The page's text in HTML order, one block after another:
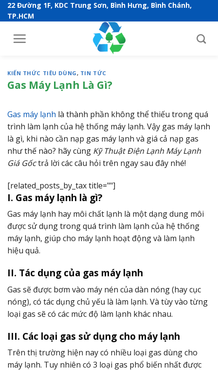
22 Đường 1F, KDC Trung Sơn, Bình Hưng, Bình Chánh,
TP.HCM
KIẾN THỨC TIÊU DÙNG, TIN TỨC
Gas Máy Lạnh Là Gì?
Gas máy lạnh là thành phần không thể thiếu trong quá
trình làm lạnh của hệ thống máy lạnh. Vậy gas máy lạnh
là gì, khi nào cần nạp gas máy lạnh và giá cả nạp gas
như thế nào? hãy cùng Kỹ Thuật Điện Lạnh Máy Lạnh
Giá Gốctrả lời các câu hỏi trên ngay sau đây nhé!
[related_posts_by_tax title=""]
I. Gas máy lạnh là gì?
Gas máy lạnh hay môi chất lạnh là một dạng dung môi
được sử dụng trong quá trình làm lạnh của hệ thống
máy lạnh, giúp cho máy lạnh hoạt động và làm lạnh
hiệu quả.
II. Tác dụng của gas máy lạnh
Gas sẽ được bơm vào máy nén của dàn nóng (hay cục
nóng), có tác dụng chủ yếu là làm lạnh. Và tùy vào từng
loại gas sẽ có các mức độ làm lạnh khác nhau.
III. Các loại gas sử dụng cho máy lạnh
Trên thị trường hiện nay có nhiều loại gas dùng cho
máy lạnh. Tuy nhiên có 3 loại gas phổ biến nhất được